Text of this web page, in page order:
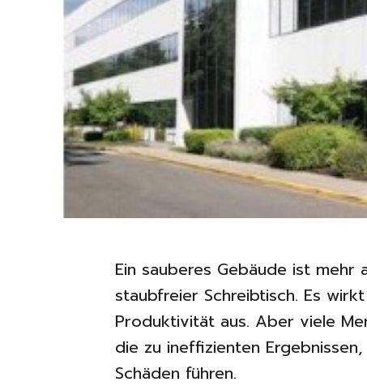
Ein sauberes Gebäude ist
staubfreier Schreibtisch. Es
Produktivität aus. Aber viele
die zu ineffizienten
Schäden führen.